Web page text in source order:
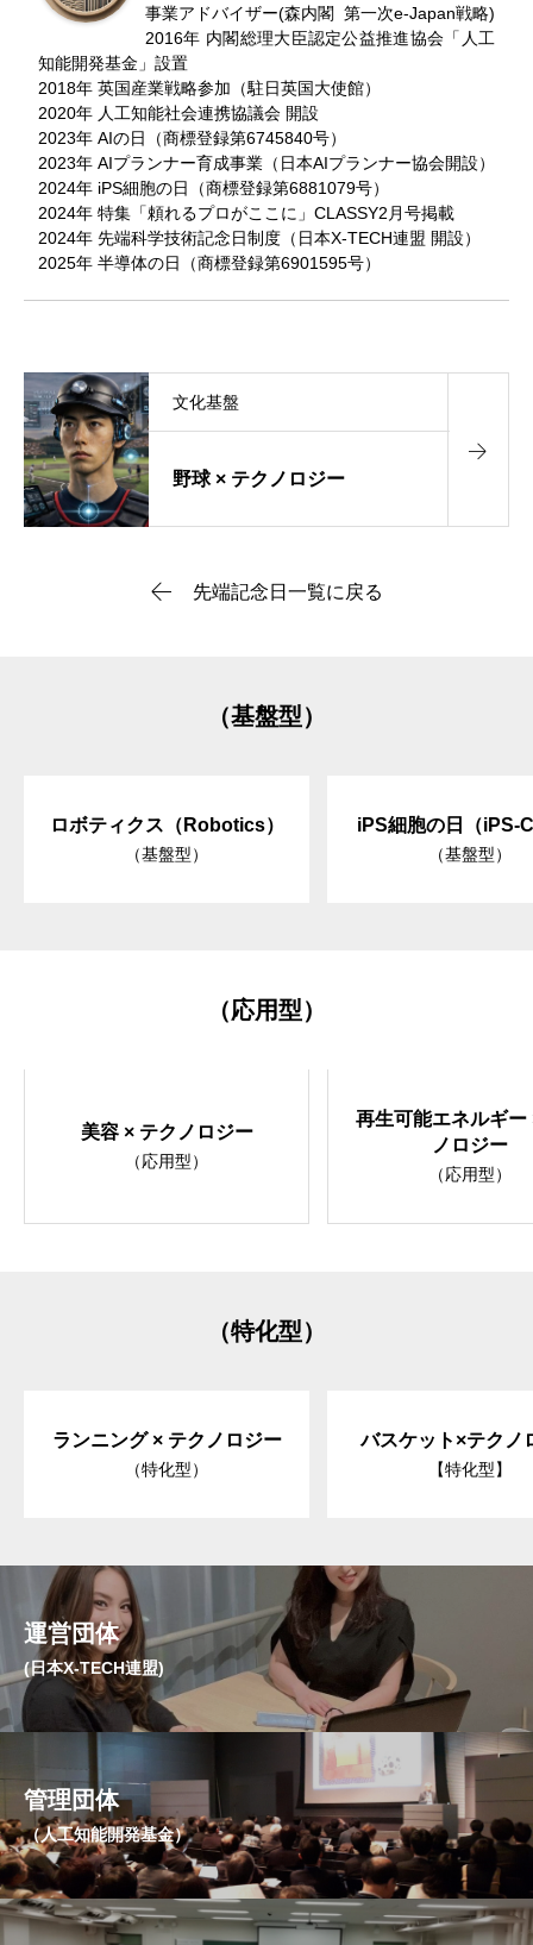
事業アドバイザー(森内閣 第一次e-Japan戦略)
2016年 内閣総理大臣認定公益推進協会「人工
知能開発基金」設置
2018年 英国産業戦略参加（駐日英国大使館）
2020年 人工知能社会連携協議会 開設
2023年 AIの日（商標登録第6745840号）
2023年 AIプランナー育成事業（日本AIプランナー協会開設）
2024年 iPS細胞の日（商標登録第6881079号）
2024年 特集「頼れるプロがここに」CLASSY2月号掲載
2024年 先端科学技術記念日制度（日本X-TECH連盟 開設）
2025年 半導体の日（商標登録第6901595号）
野球 × テクノロジー
文化基盤
先端記念日一覧に戻る
（基盤型）
ロボティクス（Robotics）
（基盤型）
iPS細胞の日（iPS-
（基盤型）
（応用型）
美容 × テクノロジー
（応用型）
再生可能エネルギー
ノロジー
（応用型）
（特化型）
ランニング × テクノロジー
（特化型）
バスケット×テクノ
【特化型】
運営団体
(日本X-TECH連盟)
管理団体
（人工知能開発基金）